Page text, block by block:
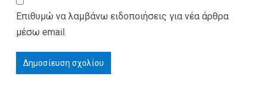
Επιθυμώ να λαμβάνω ειδοποιήσεις για νέα άρθρα
μέσω email.